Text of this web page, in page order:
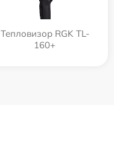
Тепловизор RGK TL-
160+